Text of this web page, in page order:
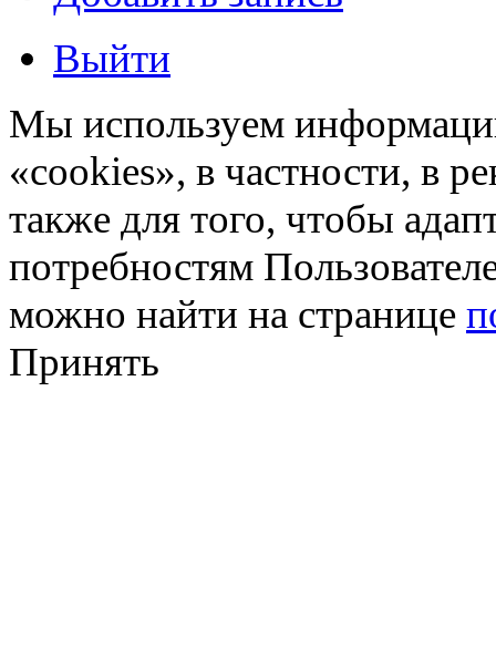
Выйти
Мы используем
«cookies», в частности, в
также для того, чтобы
потребностям
можно найти на странице
Принять